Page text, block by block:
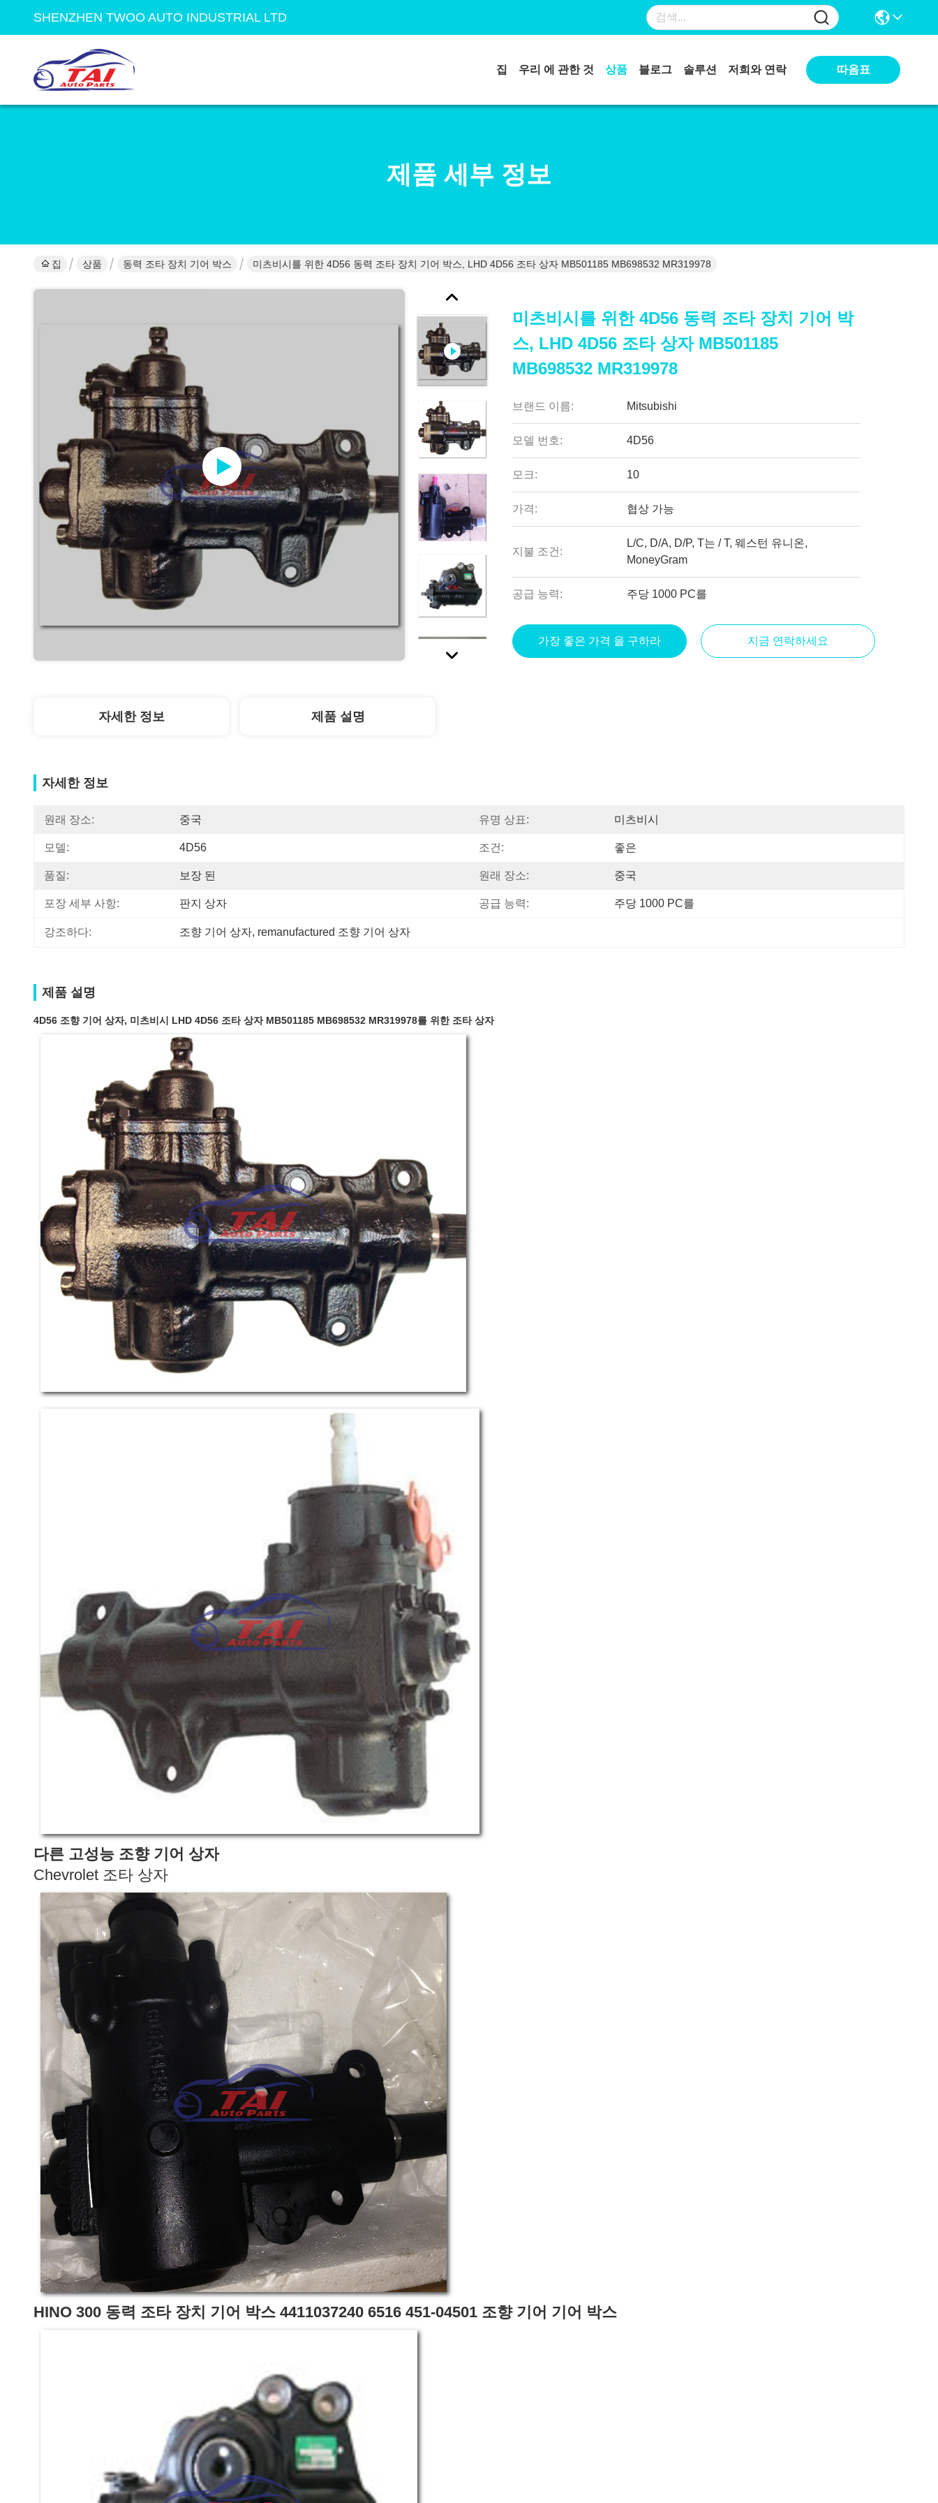
SHENZHEN TWOO AUTO INDUSTRIAL LTD
집 우리 에 관한 것 상품 블로그 솔루션 저희와 연락 따옴표
제품 세부 정보
집 상품 동력 조타 장치 기어 박스 미츠비시를 위한 4D56 동력 조타 장치 기어 박스, LHD 4D56 조타 상자 MB501185 MB698532 MR319978
미츠비시를 위한 4D56 동력 조타 장치 기어 박
스, LHD 4D56 조타 상자 MB501185
MB698532 MR319978
브랜드 이름: Mitsubishi
모델 번호: 4D56
모크: 10
가격: 협상 가능
지불 조건:
L/C, D/A, D/P, T는 / T, 웨스턴 유니온,
MoneyGram
공급 능력: 주당 1000 PC를
가장 좋은 가격 을 구하라 지금 연락하세요
자세한 정보 제품 설명
자세한 정보
원래 장소: 중국 유명 상표: 미츠비시
모델: 4D56 조건: 좋은
품질: 보장 된 원래 장소: 중국
포장 세부 사항: 판지 상자 공급 능력: 주당 1000 PC를
강조하다: 조향 기어 상자, remanufactured 조향 기어 상자
제품 설명
4D56 조향 기어 상자, 미츠비시 LHD 4D56 조타 상자 MB501185 MB698532 MR319978를 위한 조타 상자
다른 고성능 조향 기어 상자
Chevrolet 조타 상자
HINO 300 동력 조타 장치 기어 박스 4411037240 6516 451-04501 조향 기어 기어 박스